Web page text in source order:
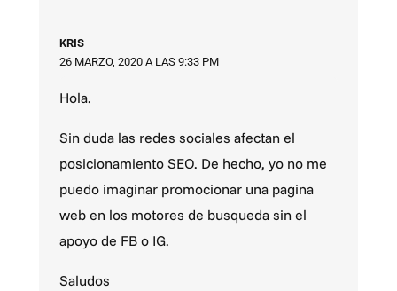
KRIS
26 MARZO, 2020 A LAS 9:33 PM
Hola.
Sin duda las redes sociales afectan el
posicionamiento SEO. De hecho, yo no me
puedo imaginar promocionar una pagina
web en los motores de busqueda sin el
apoyo de FB o IG.
Saludos